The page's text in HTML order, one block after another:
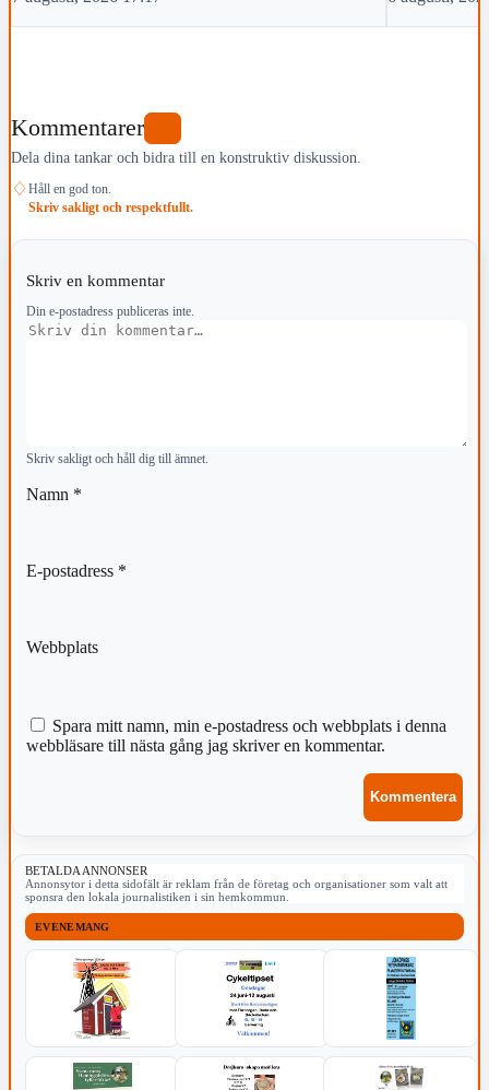
Kommentarer
Dela dina tankar och bidra till en konstruktiv diskussion.
♢ Håll en god ton.
Skriv sakligt och respektfullt.
Skriv en kommentar
Din e-postadress publiceras inte.
Kommentar
Skriv sakligt och håll dig till ämnet.
Namn *
E-postadress *
Webbplats
Spara mitt namn, min e-postadress och webbplats i denna
webbläsare till nästa gång jag skriver en kommentar.
BETALDA ANNONSER
Annonsytor i detta sidofält är reklam från de företag och organisationer som valt att
sponsra den lokala journalistiken i sin hemkommun.
EVENEMANG